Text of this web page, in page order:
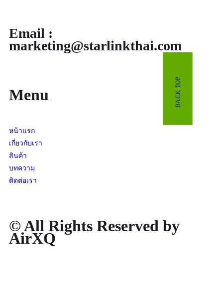
Email :
marketing@starlinkthai.com
Menu
หน้าแรก
เกี่ยวกับเรา
สินค้า
บทความ
ติดต่อเรา
BACK TOP
© All Rights Reserved by
AirXQ